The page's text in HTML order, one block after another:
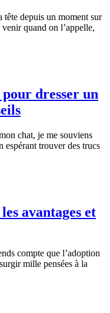
depuis un moment sur
quand on l’appelle,
dresser un
chat, je me souviens
espérant trouver des trucs
avantages et
compte que l’adoption
mille pensées à la